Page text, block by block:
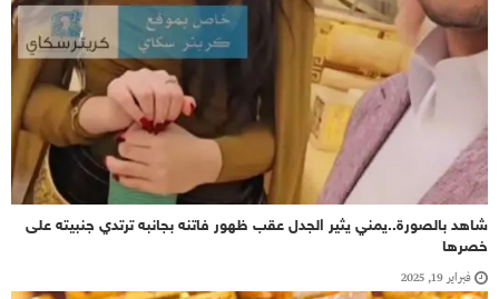
شاهد بالصورة..يمني يثير الجدل عقب ظهور فاتنه بجانبه ترتدي جنبيته على
خصرها
فبراير 19, 2025